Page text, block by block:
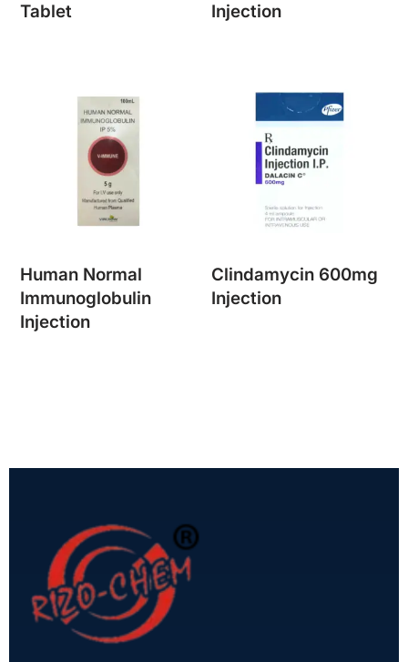
Tablet
Injection
Human Normal
Immunoglobulin
Injection
Clindamycin 600mg
Injection